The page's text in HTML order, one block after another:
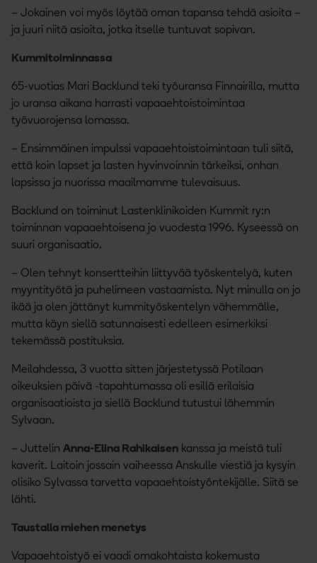
– Jokainen voi myös löytää oman tapansa tehdä asioita –
ja juuri niitä asioita, jotka itselle tuntuvat sopivan.
Kummitoiminnassa
65-vuotias Mari Backlund teki työuransa Finnairilla, mutta
jo uransa aikana harrasti vapaaehtoistoimintaa
työvuorojensa lomassa.
– Ensimmäinen impulssi vapaaehtoistoimintaan tuli siitä,
että koin lapset ja lasten hyvinvoinnin tärkeiksi, onhan
lapsissa ja nuorissa maailmamme tulevaisuus.
Backlund on toiminut Lastenklinikoiden Kummit ry:n
toiminnan vapaaehtoisena jo vuodesta 1996. Kyseessä on
suuri organisaatio.
– Olen tehnyt konsertteihin liittyvää työskentelyä, kuten
myyntityötä ja puhelimeen vastaamista. Nyt minulla on jo
ikää ja olen jättänyt kummityöskentelyn vähemmälle,
mutta käyn siellä satunnaisesti edelleen esimerkiksi
tekemässä postituksia.
Meilahdessa, 3 vuotta sitten järjestetyssä Potilaan
oikeuksien päivä -tapahtumassa oli esillä erilaisia
organisaatioista ja siellä Backlund tutustui lähemmin
Sylvaan.
– Juttelin Anna-Elina Rahikaisen kanssa ja meistä tuli
kaverit. Laitoin jossain vaiheessa Anskulle viestiä ja kysyin
olisiko Sylvassa tarvetta vapaaehtoistyöntekijälle. Siitä se
lähti.
Taustalla miehen menetys
Vapaaehtoistyö ei vaadi omakohtaista kokemusta